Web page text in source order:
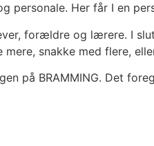
personale. Her får I en
forældre og lærere. I
snakke med flere,
på BRAMMING. Det